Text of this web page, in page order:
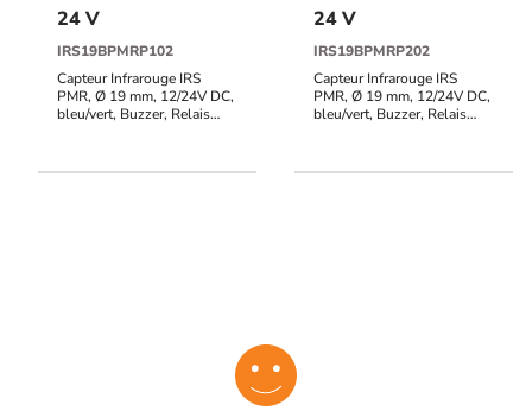
24 V
IRS19BPMRP102
Capteur Infrarouge IRS
PMR, Ø 19 mm, 12/24V DC,
bleu/vert, Buzzer, Relais
mm, contact NO+NC +
24 V
IRS19BPMRP202
Capteur Infrarouge IRS
PMR, Ø 19 mm, 12/24V DC,
bleu/vert, Buzzer, Relais
mm, contact NO+NC +